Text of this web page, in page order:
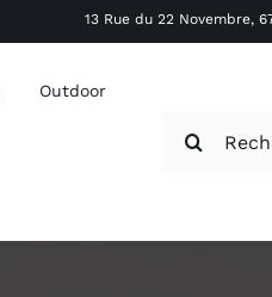
13 Rue du 22 Novembre,
Outdoor